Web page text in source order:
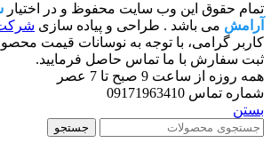
تمام حقوق این وب سایت محفوظ و در اختیار
آرامش می باشد . طراحی و پیاده سازی شرکت
کاربر گرامی، با توجه به نوسانات قیمت
ثبت سفارش با ما تماس حاصل فرمایید.
همه روزه از ساعت 9 صبح تا 7 عصر
شماره تماس 09171963410
بستن
جستجو